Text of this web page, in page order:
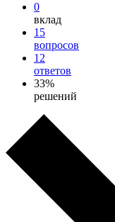
0
вклад
15
вопросов
12
ответов
33%
решений